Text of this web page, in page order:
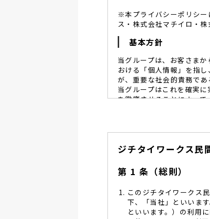
※本プライバシーポリシー
ス・株式会社マチイロ・
基本方針
当グループは、お客さま
おける「個人情報」を指
が、重要な社会的責務であ
当グループはこれを確実
を徹底させることによっ
当グループは、個人情
個人情報保護に努めま
し、同意を得た必要な
管理を求め、委託先を
当グループは、お預か
る予防並びに是正の為
当グループは、個人情
します。
ジチタイワークス民
第 1 条（総則）
このジチタイワークス
下、「当社」といいま
といいます。）の利用